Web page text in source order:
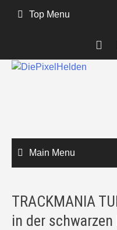
Top Menu
Main Menu
TRACKMANIA
in der schwarzen